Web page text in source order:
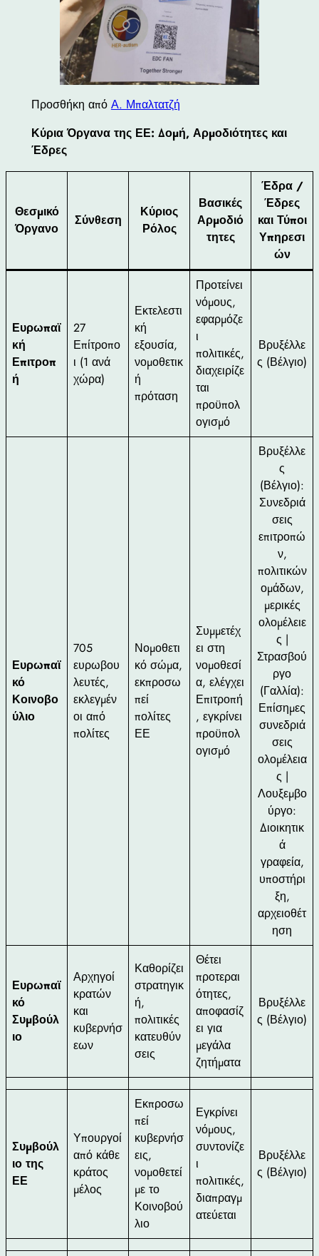
Προσθήκη από Α. Μπαλτατζή
Κύρια Όργανα της ΕΕ: Δομή, Αρμοδιότητες και
Έδρες
Θεσμικό
Όργανο
Σύνθεση
Κύριος
Ρόλος
Βασικές
Αρμοδιό
τητες
Έδρα /
Έδρες
και Τύποι
Υπηρεσι
ών
Ευρωπαϊ
κή
Επιτροπ
ή
27
Επίτροπο
ι (1 ανά
χώρα)
Εκτελεστι
κή
εξουσία,
νομοθετικ
ή
πρόταση
Προτείνει
νόμους,
εφαρμόζε
ι
πολιτικές,
διαχειρίζε
ται
προϋπολ
ογισμό
Βρυξέλλε
ς (Βέλγιο)
Ευρωπαϊ
κό
Κοινοβο
ύλιο
705
ευρωβου
λευτές,
εκλεγμέν
οι από
πολίτες
Νομοθετι
κό σώμα,
εκπροσω
πεί
πολίτες
ΕΕ
Συμμετέχ
ει στη
νομοθεσί
α, ελέγχει
Επιτροπή
, εγκρίνει
προϋπολ
ογισμό
Βρυξέλλε
ς
(Βέλγιο):
Συνεδριά
σεις
επιτροπώ
ν,
πολιτικών
ομάδων,
μερικές
ολομέλειε
ς |
Στρασβού
ργο
(Γαλλία):
Επίσημες
συνεδριά
σεις
ολομέλεια
ς |
Λουξεμβο
ύργο:
Διοικητικ
ά
γραφεία,
υποστήρι
ξη,
αρχειοθέτ
ηση
Ευρωπαϊ
κό
Συμβούλ
ιο
Αρχηγοί
κρατών
και
κυβερνήσ
εων
Καθορίζει
στρατηγικ
ή,
πολιτικές
κατευθύν
σεις
Θέτει
προτεραι
ότητες,
αποφασίζ
ει για
μεγάλα
ζητήματα
Βρυξέλλε
ς (Βέλγιο)
Συμβούλ
ιο της
ΕΕ
Υπουργοί
από κάθε
κράτος
μέλος
Εκπροσω
πεί
κυβερνήσ
εις,
νομοθετεί
με το
Κοινοβού
λιο
Εγκρίνει
νόμους,
συντονίζε
ι
πολιτικές,
διαπραγμ
ατεύεται
Βρυξέλλε
ς (Βέλγιο)